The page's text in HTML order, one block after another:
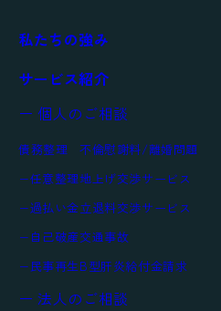
私たちの強み
サービス紹介
ー 個人のご相談
債務整理
任意整理
過払い金
自己破産
民事再生
不倫慰謝料/離婚問題
地上げ交渉サービス
立退料交渉サービス
交通事故
B型肝炎給付金請求
ー 法人のご相談